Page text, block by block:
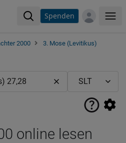
Spenden
2000
3. Mose (Levitikus)
online lesen